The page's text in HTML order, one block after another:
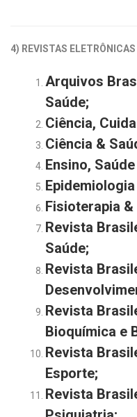
4) REVISTAS
Arquivos
Saúde;
Ciência,
Ciência &
Ensino,
Fisioterapia
Revista
Saúde;
Revista
Revista
Bioquímica e
Revista
Esporte;
Revista